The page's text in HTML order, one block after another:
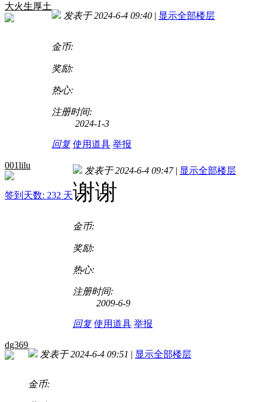
大火生厚土
发表于 2024-6-4 09:40 | 显示全部楼层
金币:
奖励:
热心:
注册时间:
2024-1-3
回复 使用道具 举报
001lilu
签到天数: 232 天
发表于 2024-6-4 09:47 | 显示全部楼层
谢谢
金币:
奖励:
热心:
注册时间:
2009-6-9
回复 使用道具 举报
dg369
发表于 2024-6-4 09:51 | 显示全部楼层
金币: